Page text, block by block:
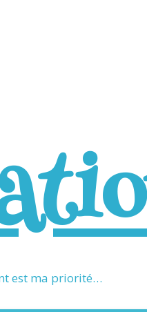
est ma priorité…